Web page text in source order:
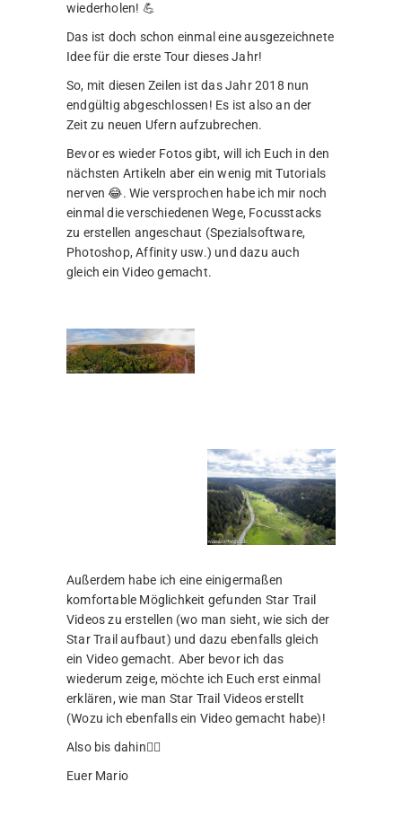
wiederholen! 💪
Das ist doch schon einmal eine ausgezeichnete
Idee für die erste Tour dieses Jahr!
So, mit diesen Zeilen ist das Jahr 2018 nun
endgültig abgeschlossen! Es ist also an der
Zeit zu neuen Ufern aufzubrechen.
Bevor es wieder Fotos gibt, will ich Euch in den
nächsten Artikeln aber ein wenig mit Tutorials
nerven 😂. Wie versprochen habe ich mir noch
einmal die verschiedenen Wege, Focusstacks
zu erstellen angeschaut (Spezialsoftware,
Photoshop, Affinity usw.) und dazu auch
gleich ein Video gemacht.
Außerdem habe ich eine einigermaßen
komfortable Möglichkeit gefunden Star Trail
Videos zu erstellen (wo man sieht, wie sich der
Star Trail aufbaut) und dazu ebenfalls gleich
ein Video gemacht. Aber bevor ich das
wiederum zeige, möchte ich Euch erst einmal
erklären, wie man Star Trail Videos erstellt
(Wozu ich ebenfalls ein Video gemacht habe)!
Also bis dahin🙋‍♂️
Euer Mario